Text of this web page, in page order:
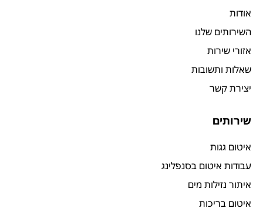
אודות
השירותים שלנו
אזורי שירות
שאלות ותשובות
יצירת קשר
שירותים
איטום גגות
עבודות איטום בסנפלינג
איתור נזילות מים
איטום בריכות